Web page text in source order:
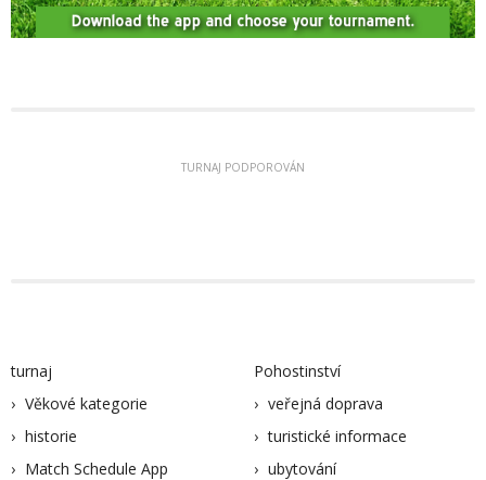
TURNAJ PODPOROVÁN
turnaj
Věkové kategorie
historie
Match Schedule App
Pohostinství
veřejná doprava
turistické informace
ubytování